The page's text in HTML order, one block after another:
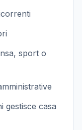
sport o
gestisce casa